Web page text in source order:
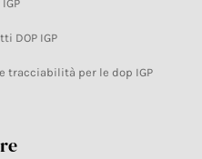
DOP IGP
tracciabilità per le dop IGP